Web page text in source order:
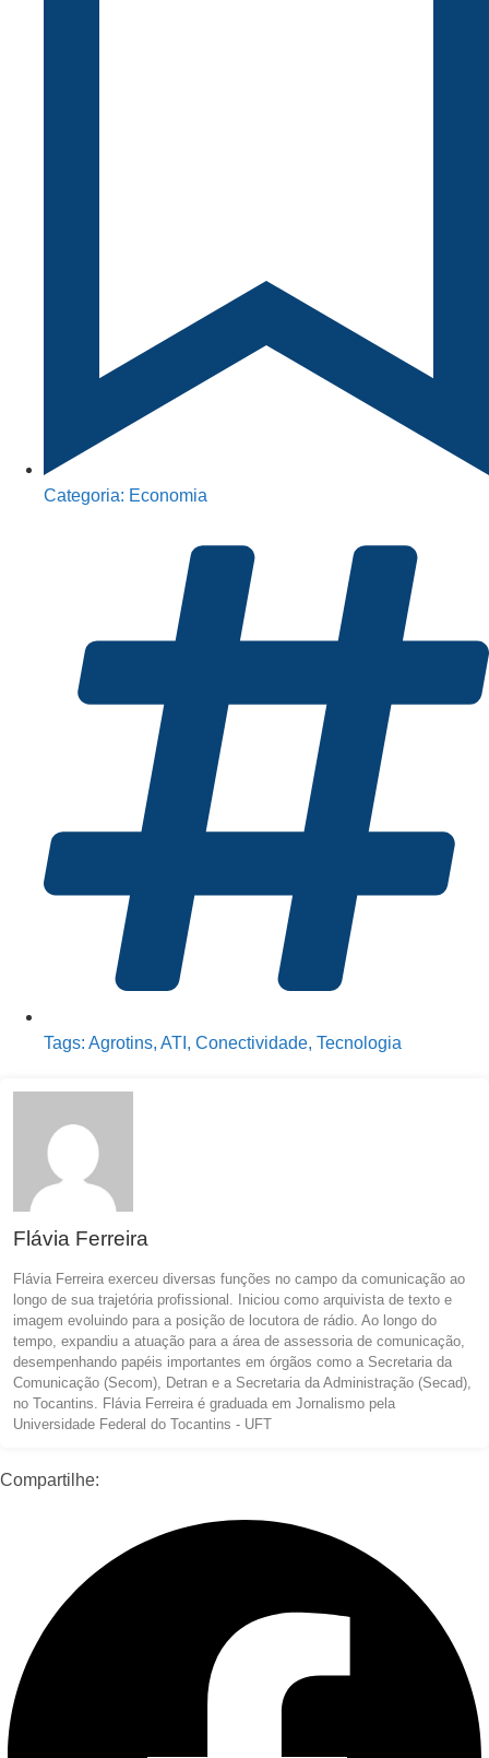
Categoria: Economia
Tags: Agrotins, ATI , Conectividade, Tecnologia
Flávia Ferreira
Flávia Ferreira exerceu diversas funções no campo da comunicação ao
longo de sua trajetória profissional. Iniciou como arquivista de texto e
imagem evoluindo para a posição de locutora de rádio. Ao longo do
tempo, expandiu a atuação para a área de assessoria de comunicação,
desempenhando papéis importantes em órgãos como a Secretaria da
Comunicação (Secom), Detran e a Secretaria da Administração (Secad),
no Tocantins. Flávia Ferreira é graduada em Jornalismo pela
Universidade Federal do Tocantins - UFT
Compartilhe: